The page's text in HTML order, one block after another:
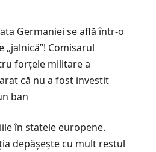
Germaniei se află într-o
„jalnică”! Comisarul
forțele militare a
că nu a fost investit
ban
în statele europene.
depășește cu mult restul